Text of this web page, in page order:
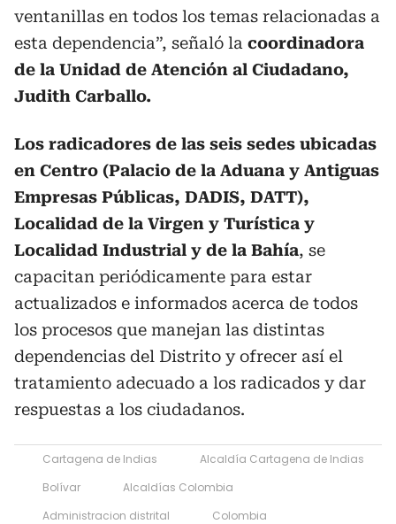
ventanillas en todos los temas relacionadas a
esta dependencia”, señaló la coordinadora
de la Unidad de Atención al Ciudadano,
Judith Carballo.
Los radicadores de las seis sedes ubicadas
en Centro (Palacio de la Aduana y Antiguas
Empresas Públicas, DADIS, DATT),
Localidad de la Virgen y Turística y
Localidad Industrial y de la Bahía, se
capacitan periódicamente para estar
actualizados e informados acerca de todos
los procesos que manejan las distintas
dependencias del Distrito y ofrecer así el
tratamiento adecuado a los radicados y dar
respuestas a los ciudadanos.
Cartagena de Indias
Alcaldía Cartagena de Indias
Bolívar
Alcaldías Colombia
Administracion distrital
Colombia